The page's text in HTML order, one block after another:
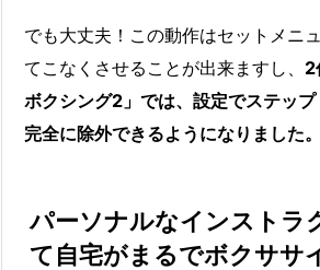
でも大丈夫！この動作はセットメニ
てこなくさせることが出来ますし、 2
ボクシング2」では、設定でステッ
完全に除外できるようになりました。
パーソナルなインストラ
て自宅がまるでボクササ